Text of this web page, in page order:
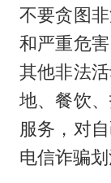
不要贪图
和严重危
其他非法
地、餐饮
服务，对
电信诈骗划